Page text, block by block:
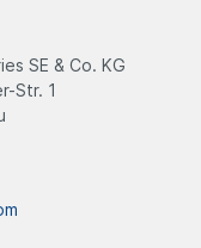
SE & Co. KG
Str. 1